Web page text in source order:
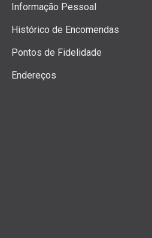
Informação Pessoal
Histórico de Encomendas
Pontos de Fidelidade
Endereços